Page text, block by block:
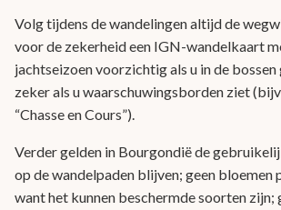
Volg tijdens de wandelingen altijd de
voor de zekerheid een IGN-wandelkaart
jachtseizoen voorzichtig als u in de bossen
zeker als u waarschuwingsborden ziet
“Chasse en Cours”).
Verder gelden in Bourgondië de
op de wandelpaden blijven; geen bloemen
want het kunnen beschermde soorten zijn;